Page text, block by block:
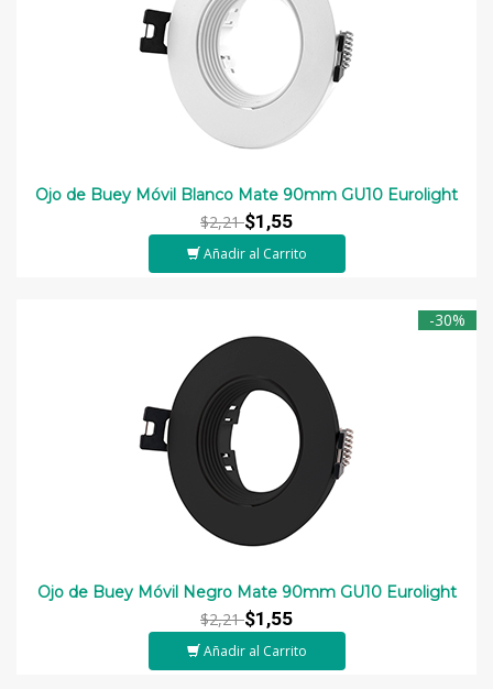
Ojo de Buey Móvil Blanco Mate 90mm GU10 Eurolight
$2,21$1,55
Añadir al Carrito
-30%
Ojo de Buey Móvil Negro Mate 90mm GU10 Eurolight
$2,21$1,55
Añadir al Carrito